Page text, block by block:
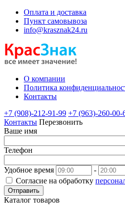
Оплата и доставка
Пункт самовывоза
info@krasznak24.ru
О компании
Политика
Контакты
+7 (908)-212-91-99 +7 (963)-260-00-
Контакты Перезвонить
Ваше имя
Телефон
Удобное время
-
Согласие на обработку
Отправить
Каталог товаров